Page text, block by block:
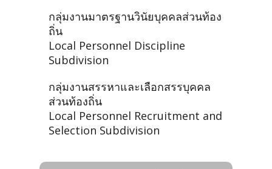
กลุ่มงานมาตรฐานวินัยบุคคลส่วนท้อง
ถิ่น
Local Personnel Discipline
Subdivision
กลุ่มงานสรรหาและเลือกสรรบุคคล
ส่วนท้องถิ่น
Local Personnel Recruitment and
Selection Subdivision